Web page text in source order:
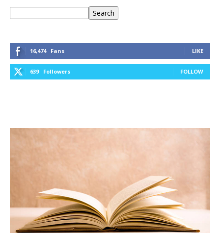
Search
16,474 Fans LIKE
639 Followers FOLLOW